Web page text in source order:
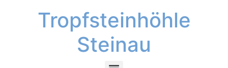
Tropfsteinhöhle
Steinau